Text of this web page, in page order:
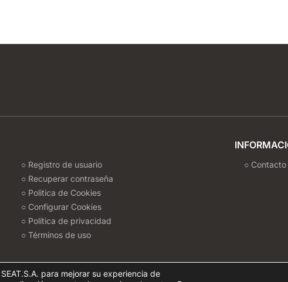
○ Registro de usuario
○ Recuperar contraseña
○ Politica de Cookies
○ Configurar Cookies
○ Política de privacidad
○ Términos de uso
○ Contacto
para mejorar su experiencia de